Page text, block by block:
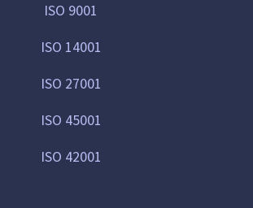
ISO 9001
ISO 14001
ISO 27001
ISO 45001
ISO 42001